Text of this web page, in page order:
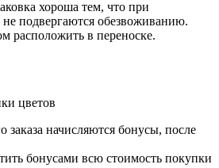
хороша тем, что при
подвергаются обезвоживанию.
расположить в переноске.
цветов
начисляются бонусы, после
бонусами всю стоимость покупки